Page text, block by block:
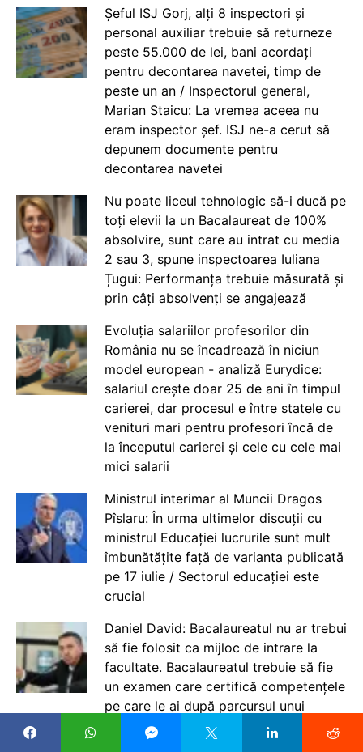
Șeful ISJ Gorj, alți 8 inspectori și
personal auxiliar trebuie să returneze
peste 55.000 de lei, bani acordați
pentru decontarea navetei, timp de
peste un an / Inspectorul general,
Marian Staicu: La vremea aceea nu
eram inspector șef. ISJ ne-a cerut să
depunem documente pentru
decontarea navetei
Nu poate liceul tehnologic să-i ducă pe
toți elevii la un Bacalaureat de 100%
absolvire, sunt care au intrat cu media
2 sau 3, spune inspectoarea Iuliana
Țugui: Performanța trebuie măsurată și
prin câți absolvenți se angajează
Evoluția salariilor profesorilor din
România nu se încadrează în niciun
model european - analiză Eurydice:
salariul crește doar 25 de ani în timpul
carierei, dar procesul e între statele cu
venituri mari pentru profesori încă de
la începutul carierei și cele cu cele mai
mici salarii
Ministrul interimar al Muncii Dragos
Pîslaru: În urma ultimelor discuții cu
ministrul Educației lucrurile sunt mult
îmbunătățite față de varianta publicată
pe 17 iulie / Sectorul educației este
crucial
Daniel David: Bacalaureatul nu ar trebui
să fie folosit ca mijloc de intrare la
facultate. Bacalaureatul trebuie să fie
un examen care certifică competențele
pe care le ai după parcursul unui
învățământ obligatoriu